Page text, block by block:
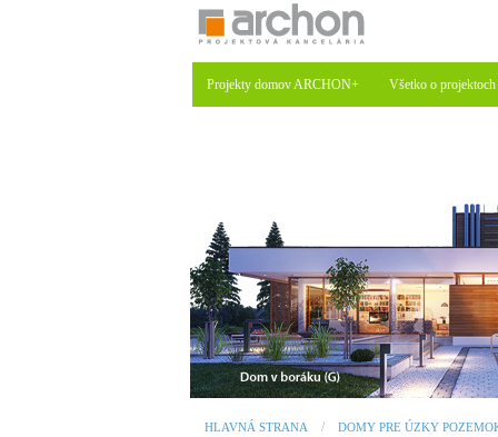
Projekty domov ARCHON+ Všetko o projektoch
HLAVNÁ STRANA DOMY PRE ÚZKY